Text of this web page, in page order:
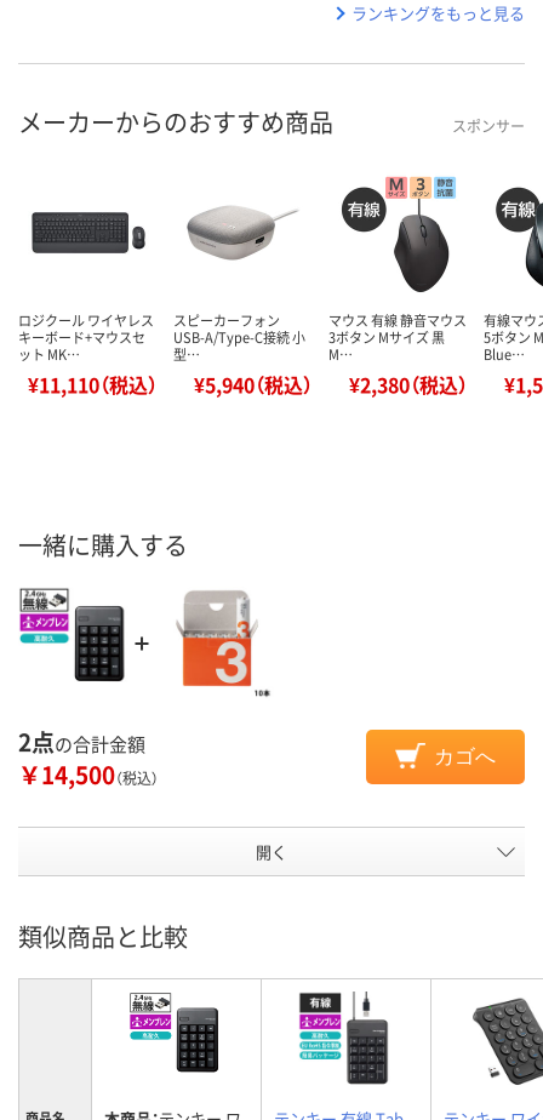
ランキングをもっと見る
メーカーからのおすすめ商品 スポンサー
ロジクール ワイヤレス
キーボード+マウスセ
ット MK…
¥11,110（税込）
スピーカーフォン
USB-A/Type-C接続 小
型…
¥5,940（税込）
マウス 有線 静音マウス
3ボタン Mサイズ 黒
M…
¥2,380（税込）
有線マウ
5ボタン
Blue…
一緒に購入する
2点の合計金額
￥14,500（税込）
カゴへ
開く
類似商品と比較